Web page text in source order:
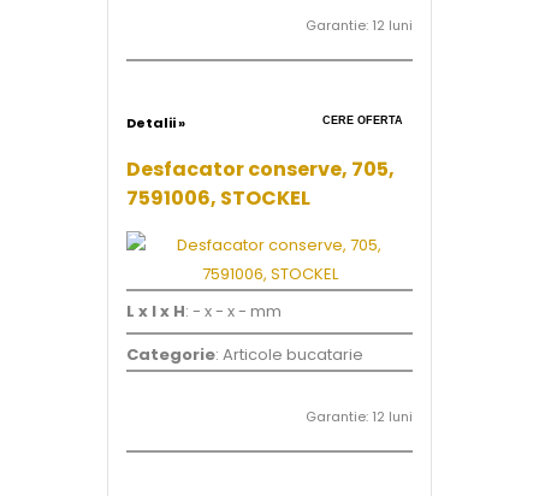
Garantie: 12 luni
Detalii » CERE OFERTA
Desfacator conserve, 705,
7591006, STOCKEL
L x l x H: - x - x - mm
Categorie: Articole bucatarie
Garantie: 12 luni